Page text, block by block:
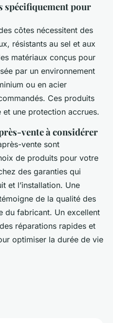
spécifiquement pour
côtes nécessitent des
résistants au sel et aux
matériaux conçus pour
par un environnement
ou en acier
Ces produits
une protection accrues.
vente à considérer
vente sont
de produits pour votre
des garanties qui
et l’installation. Une
de la qualité des
du fabricant. Un excellent
réparations rapides et
optimiser la durée de vie